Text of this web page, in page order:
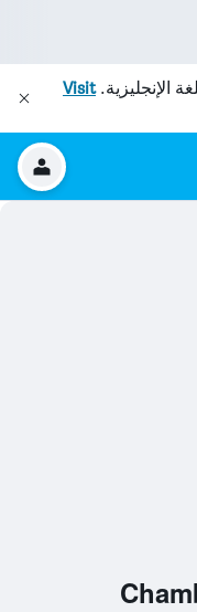
الإنجليزية.Visit